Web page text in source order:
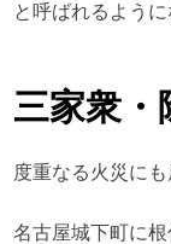
と呼ばれるように
三家衆・
度重なる火災に
名古屋城下町に